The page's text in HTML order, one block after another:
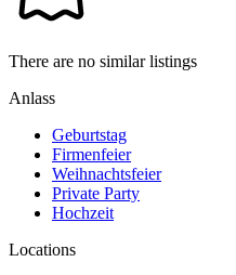
There are no similar listings
Anlass
Geburtstag
Firmenfeier
Weihnachtsfeier
Private Party
Hochzeit
Locations